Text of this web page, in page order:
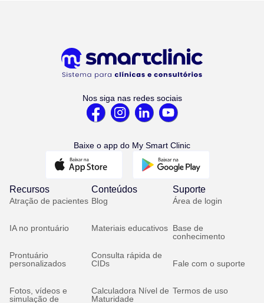
Nos siga nas redes sociais
Baixe o app do My Smart Clinic
Recursos
Atração de pacientes
IA no prontuário
Prontuário
personalizados
Fotos, vídeos e
simulação de
Conteúdos
Blog
Materiais educativos
Consulta rápida de
CIDs
Calculadora Nível de
Maturidade
Suporte
Área de login
Base de
conhecimento
Fale com o suporte
Termos de uso